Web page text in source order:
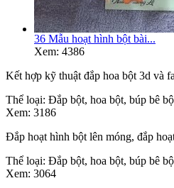
36 Mẫu hoạt hình bột bài...
Xem: 4386
Kết hợp kỹ thuật đắp hoa bột 3d và
Thể loại: Đắp bột, hoa bột, búp bê
Xem: 3186
Đắp hoạt hình bột lên móng, đắp
Thể loại: Đắp bột, hoa bột, búp bê
Xem: 3064